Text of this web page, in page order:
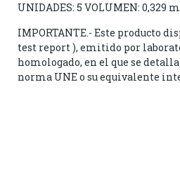
UNIDADES: 5 VOLUMEN: 0,329
IMPORTANTE.- Este producto
test report ), emitido por
homologado, en el que se
norma UNE o su equivalente